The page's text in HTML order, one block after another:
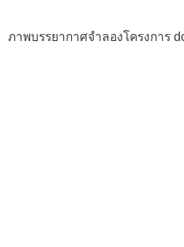
ภาพบรรยากาศจำลองโครงการ